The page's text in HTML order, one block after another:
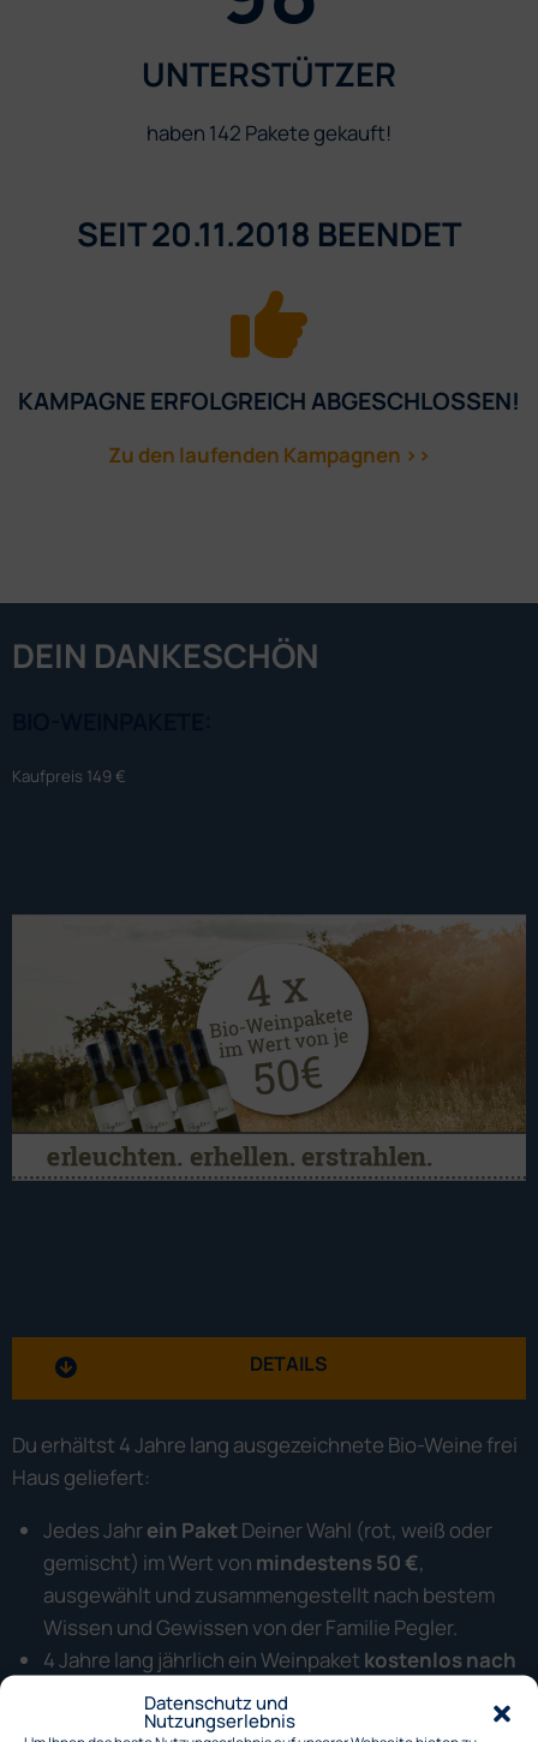
Datenschutz und
Nutzungserlebnis
SEIT 20.11.2018 BEENDET
KAMPAGNE ERFOLGREICH ABGESCHLOSSEN!
Zu den laufenden Kampagnen >>
UNTERSTÜTZER
haben 142 Pakete gekauft!
DEIN DANKESCHÖN
Kaufpreis 149 €
DETAILS
Du erhältst 4 Jahre lang ausgezeichnete Bio-Weine frei
Haus geliefert:
Jedes Jahrein PaketDeiner Wahl (rot, weiß oder
gemischt) im Wert von mindestens 50 €,
ausgewählt und zusammengestellt nach bestem
Wissen und Gewissen von der Familie Pegler.
4 Jahre lang jährlich ein Weinpaket kostenlos nach
geliefert.
Ausgezeichnete Weineim Gesamtwert von